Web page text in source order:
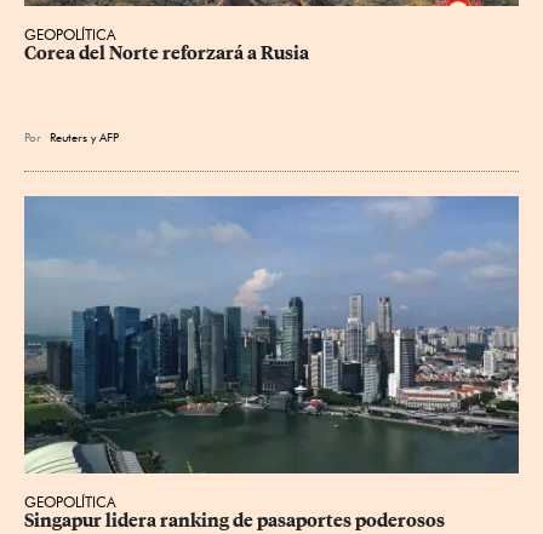
GEOPOLÍTICA
Corea del Norte reforzará a Rusia
Por Reuters yAFP
GEOPOLÍTICA
Singapur lidera ranking de pasaportes poderosos